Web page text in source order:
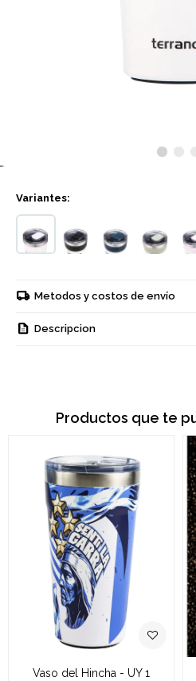
Variantes:
Metodos y costos de envío
Descripcion
Productos que te
Vaso del Hincha - UY 1